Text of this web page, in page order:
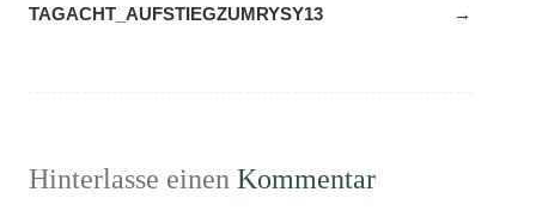
(Beiträge)
TAGACHT_AUFSTIEGZUMRYSY13
→
Hinterlasse einen Kommentar